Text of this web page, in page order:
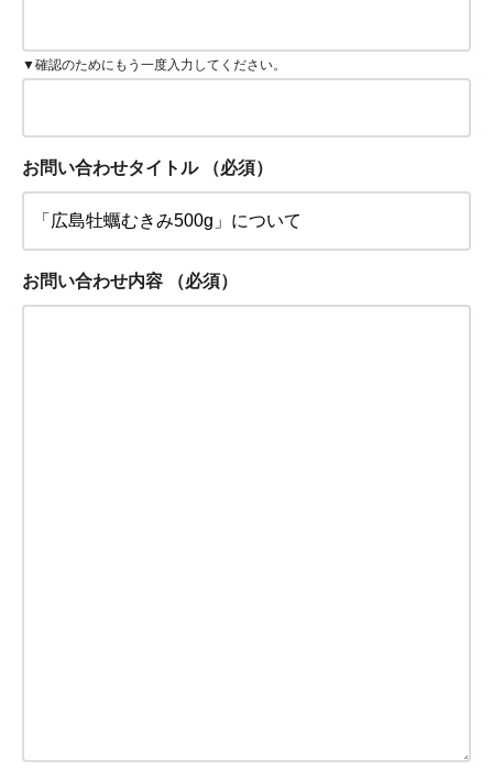
▼確認のためにもう一度入力してください。
お問い合わせタイトル （必須）
お問い合わせ内容 （必須）